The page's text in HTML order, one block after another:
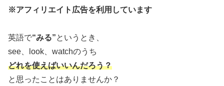
※アフィリエイト広告を利用しています
英語で“みる”というとき、
see、look、watchのうち
どれを使えばいいんだろう？
と思ったことはありませんか？